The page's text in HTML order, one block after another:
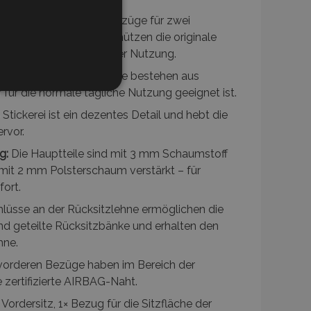
RS Autositzbezüge für zwei
Kopfstützen. Sie schützen die originale
Abrieb und täglicher Nutzung.
Mittel- und Seitenteile bestehen aus
die normale tägliche Nutzung geeignet ist.
ist ein dezentes Detail und hebt die
Die Hauptteile sind mit 3 mm Schaumstoff
2 mm Polsterschaum verstärkt – für
an der Rücksitzlehne ermöglichen die
geteilte Rücksitzbänke und erhalten den
Bezüge haben im Bereich der
zertifizierte AIRBAG-Naht.
1× Bezug für die Sitzfläche der
und die
werden.
im lokalen
die
Produkte zur